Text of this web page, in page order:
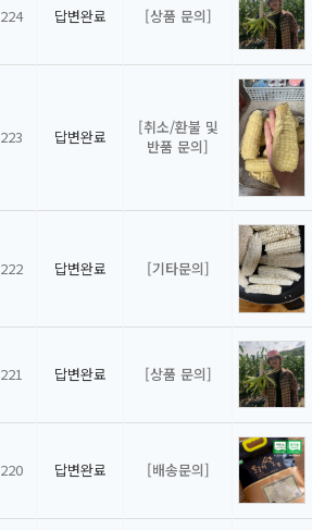
224 답변완료 [상품 문의]
223 답변완료
[취소/환불 및
반품 문의]
222 답변완료 [기타문의]
221 답변완료 [상품 문의]
220 답변완료 [배송문의]